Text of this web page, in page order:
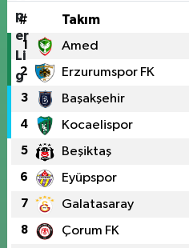
# Takım
1 Amed
2 Erzurumspor FK
3 Başakşehir
4 Kocaelispor
5 Beşiktaş
6 Eyüpspor
7 Galatasaray
8 Çorum FK